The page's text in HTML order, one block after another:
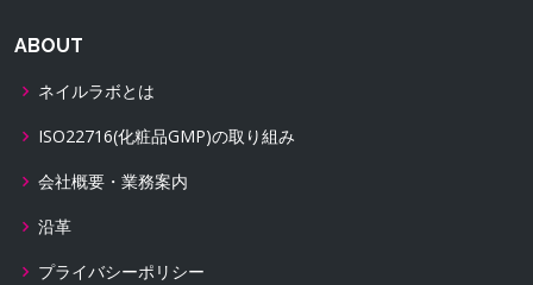
ABOUT
ネイルラボとは
ISO22716(化粧品GMP)の取り組み
会社概要・業務案内
沿革
プライバシーポリシー